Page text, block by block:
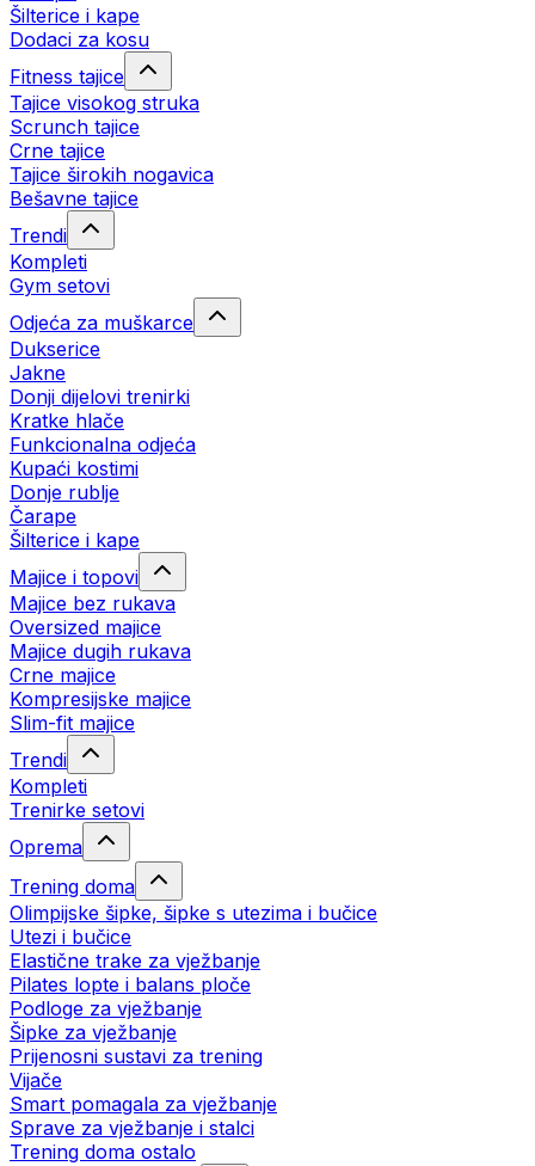
Šilterice i kape
Dodaci za kosu
Fitness tajice
Tajice visokog struka
Scrunch tajice
Crne tajice
Tajice širokih nogavica
Bešavne tajice
Trendi
Kompleti
Gym setovi
Odjeća za muškarce
Dukserice
Jakne
Donji dijelovi trenirki
Kratke hlače
Funkcionalna odjeća
Kupaći kostimi
Donje rublje
Čarape
Šilterice i kape
Majice i topovi
Majice bez rukava
Oversized majice
Majice dugih rukava
Crne majice
Kompresijske majice
Slim-fit majice
Trendi
Kompleti
Trenirke setovi
Oprema
Trening doma
Olimpijske šipke, šipke s utezima i bučice
Utezi i bučice
Elastične trake za vježbanje
Pilates lopte i balans ploče
Podloge za vježbanje
Šipke za vježbanje
Prijenosni sustavi za trening
Vijače
Smart pomagala za vježbanje
Sprave za vježbanje i stalci
Trening doma ostalo